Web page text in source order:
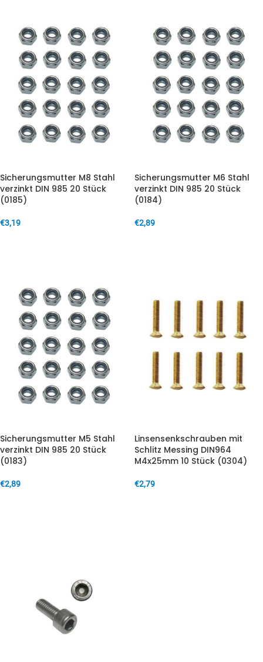
Sicherungsmutter M8 Stahl
verzinkt DIN 985 20 Stück
(0185)
€3,19
Sicherungsmutter M6 Stahl
verzinkt DIN 985 20 Stück
(0184)
€2,89
Sicherungsmutter M5 Stahl
verzinkt DIN 985 20 Stück
(0183)
€2,89
Linsensenkschrauben mit
Schlitz Messing DIN964
M4x25mm 10 Stück (0304)
€2,79